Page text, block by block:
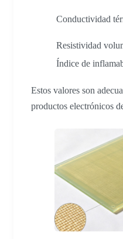
Conductividad
Resistividad
Índice de
Estos valores son
productos electrónicos